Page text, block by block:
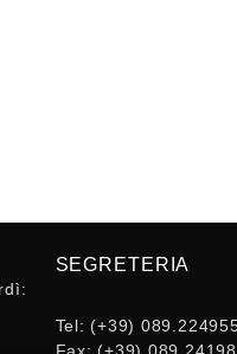
SEGRETERIA
Tel: (+39)
Fax: (+39)